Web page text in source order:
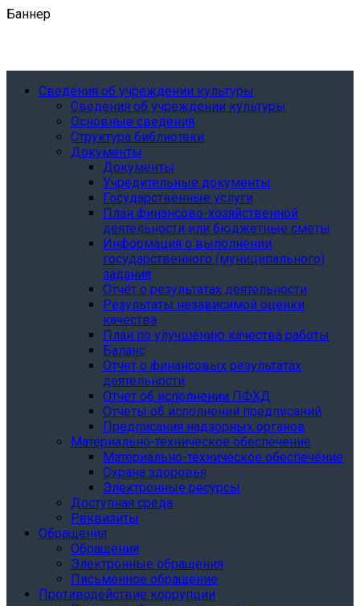
Баннер
Сведения об учреждении культуры
Сведения об учреждении культуры
Основные сведения
Структура библиотеки
Документы
Документы
Учредительные документы
Государственные услуги
План финансово-хозяйственной
деятельности или бюджетные сметы
Информация о выполнении
государственного (муниципального)
задания
Отчёт о результатах деятельности
Результаты независимой оценки
качества
План по улучшению качества работы
Баланс
Отчет о финансовых результатах
деятельности
Отчет об исполнении ПФХД
Отчеты об исполнении предписаний
Предписания надзорных органов
Материально-техническое обеспечение
Материально-техническое обеспечение
Охрана здоровья
Электронные ресурсы
Доступная среда
Реквизиты
Обращения
Обращения
Электронные обращения
Письменное обращение
Противодействие коррупции